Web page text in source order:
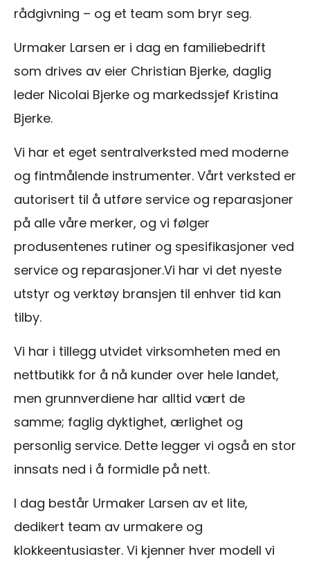
rådgivning – og et team som bryr seg.
Urmaker Larsen er i dag en familiebedrift
som drives av eier Christian Bjerke, daglig
leder Nicolai Bjerke og markedssjef Kristina
Bjerke.
Vi har et eget sentralverksted med moderne
og fintmålende instrumenter. Vårt verksted er
autorisert til å utføre service og reparasjoner
på alle våre merker, og vi følger
produsentenes rutiner og spesifikasjoner ved
service og reparasjoner.Vi har vi det nyeste
utstyr og verktøy bransjen til enhver tid kan
tilby.
Vi har i tillegg utvidet virksomheten med en
nettbutikk for å nå kunder over hele landet,
men grunnverdiene har alltid vært de
samme; faglig dyktighet, ærlighet og
personlig service. Dette legger vi også en stor
innsats ned i å formidle på nett.
I dag består Urmaker Larsen av et lite,
dedikert team av urmakere og
klokkeentusiaster. Vi kjenner hver modell vi